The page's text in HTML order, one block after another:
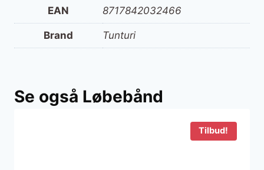
EAN 8717842032466
Brand Tunturi
Se også Løbebånd
Tilbud!